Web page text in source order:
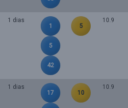
1 dias
1
5
42
5
10.9
1 dias
17
10
10.9